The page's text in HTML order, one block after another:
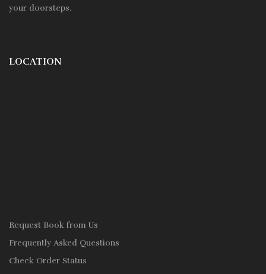
your doorsteps.
LOCATION
Request Book from Us
Frequently Asked Questions
Check Order Status